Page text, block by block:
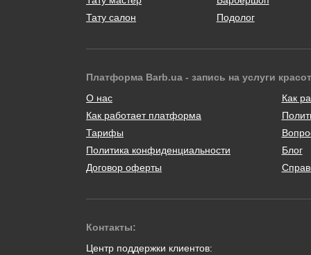
Тату салон
Подолог
Платформа Barb.ua - запись на услуги
О нас
Как работает платформа
Тарифы
Политика конфиденциальности
Договор оферты
Как
Блог
Контакты:
Центр поддержки клиентов: